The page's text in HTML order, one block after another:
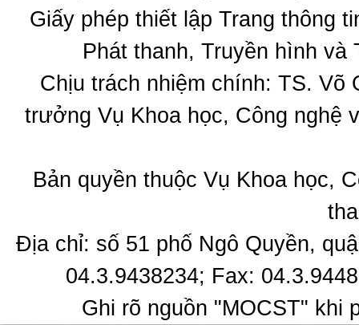
Giấy phép thiết lập Trang thông
Phát thanh, Truyền hình
Chịu trách nhiệm chính: TS.
trưởng Vụ Khoa học, Công nghệ
Bản quyền thuộc Vụ Khoa học,
Địa chỉ: số 51 phố Ngô Quyền,
04.3.9438234; Fax:
Ghi rõ nguồn "MOCST" khi